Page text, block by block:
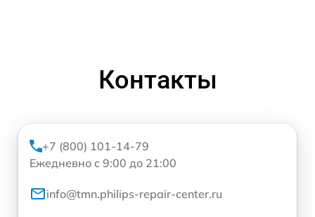
Контакты
+7 (800) 101-14-79
Ежедневно с 9:00 до 21:00
info@tmn.philips-repair-center.ru